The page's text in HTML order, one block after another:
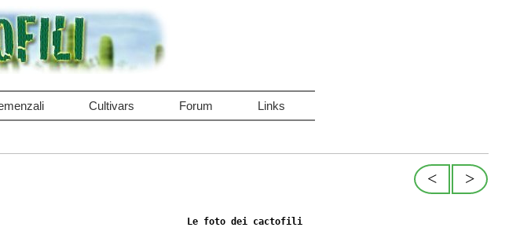
Cultivars Forum Links
>
<
Le foto dei cactofili